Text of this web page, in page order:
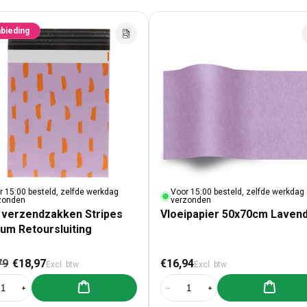
15:00 besteld, zelfde werkdag
verzendzakken Stripes
Retoursluiting
prijs
Aanbiedingsprijs
€18,97Excl. btw
verlagen voor 100x verzendzakken Stripes Medium Retoursluiting
Aantal verhogen voor 100x verzendzakken Stripes Medium
Aan winkelwagen toevoegen
Voor 15:00 besteld, zelfde werkdag
verzonden
Vloeipapier 50x70cm
Normale prijs
€16,94Excl. btw
Aantal verlagen voor Vloeipapier
Aantal verhogen voor
Aan